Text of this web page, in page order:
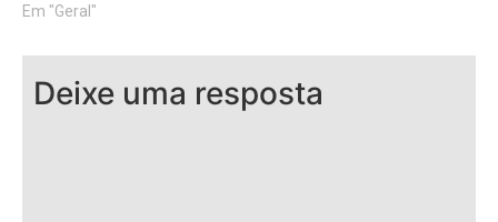
Em "Geral"
Deixe uma resposta